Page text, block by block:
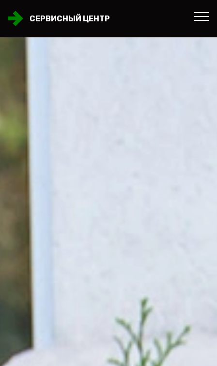
СЕРВИСНЫЙ ЦЕНТР